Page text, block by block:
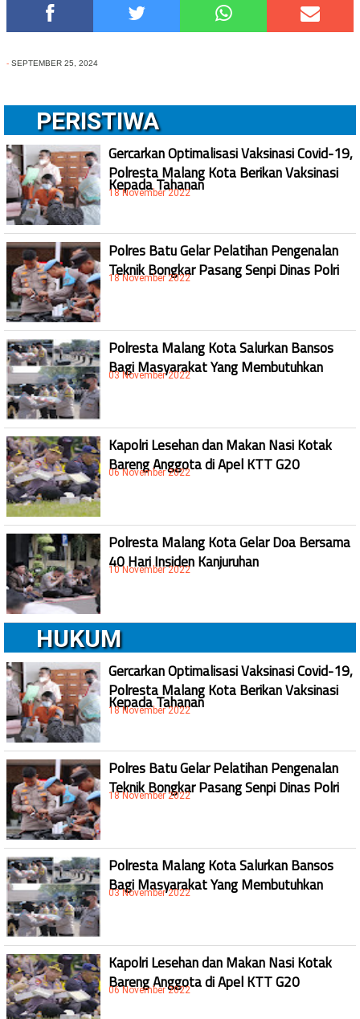
- SEPTEMBER 25, 2024
PERISTIWA
Gercarkan Optimalisasi Vaksinasi Covid-19,
Polresta Malang Kota Berikan Vaksinasi
Kepada Tahanan
18 November 2022
Polres Batu Gelar Pelatihan Pengenalan
Teknik Bongkar Pasang Senpi Dinas Polri
18 November 2022
Polresta Malang Kota Salurkan Bansos
Bagi Masyarakat Yang Membutuhkan
03 November 2022
Kapolri Lesehan dan Makan Nasi Kotak
Bareng Anggota di Apel KTT G20
06 November 2022
Polresta Malang Kota Gelar Doa Bersama
40 Hari Insiden Kanjuruhan
10 November 2022
HUKUM
Gercarkan Optimalisasi Vaksinasi Covid-19,
Polresta Malang Kota Berikan Vaksinasi
Kepada Tahanan
18 November 2022
Polres Batu Gelar Pelatihan Pengenalan
Teknik Bongkar Pasang Senpi Dinas Polri
18 November 2022
Polresta Malang Kota Salurkan Bansos
Bagi Masyarakat Yang Membutuhkan
03 November 2022
Kapolri Lesehan dan Makan Nasi Kotak
Bareng Anggota di Apel KTT G20
06 November 2022